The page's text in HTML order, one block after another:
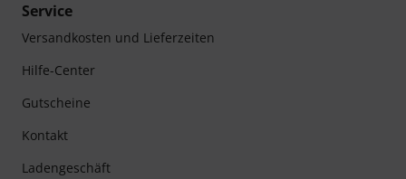
Service
Versandkosten und Lieferzeiten
Hilfe-Center
Gutscheine
Kontakt
Ladengeschäft